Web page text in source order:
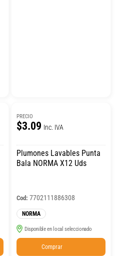
PRECIO
$3.09 Inc. IVA
Plumones Lavables Punta
Bala NORMA X12 Uds
Cod: 7702111886308
NORMA
Disponible en local seleccionado
Comprar